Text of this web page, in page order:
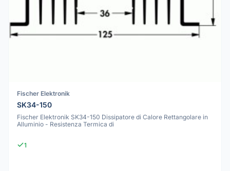
Fischer Elektronik
SK34-150
Fischer Elektronik SK34-150 Dissipatore di Calore Rettangolare in
Alluminio - Resistenza Termica di
1